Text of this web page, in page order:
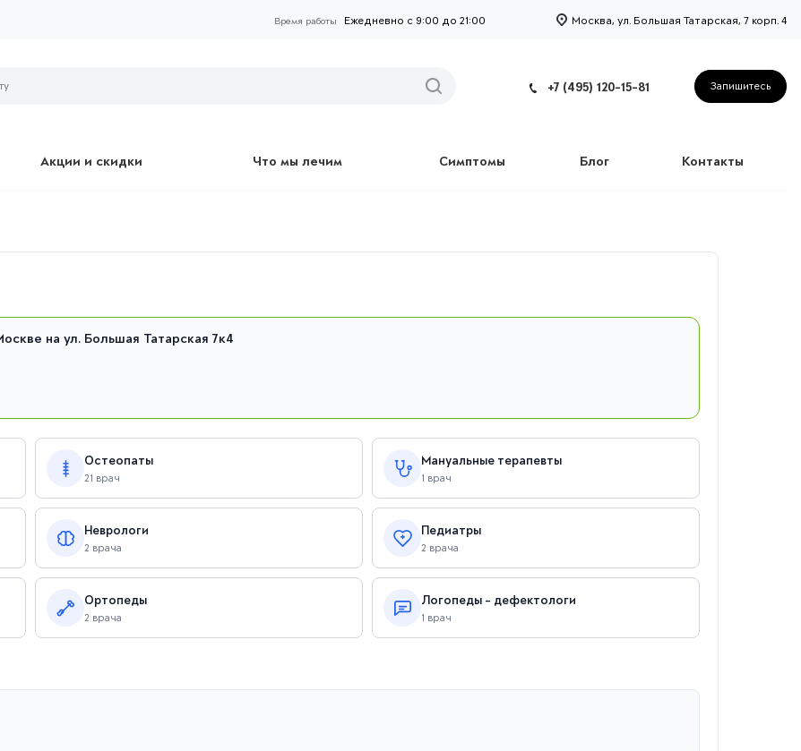
Время работы Ежедневно с 9:00 до 21:00 Москва, ул. Большая Татарская, 7 корп. 4
Запишитесь
+7 (495) 120-15-81
Акции и скидки Что мы лечим Симптомы Блог Контакты
на ул. Большая Татарская 7к4
Остеопаты
21 врач
Мануальные терапевты
1 врач
Неврологи
2 врача
Педиатры
2 врача
Ортопеды
2 врача
Логопеды - дефектологи
1 врач